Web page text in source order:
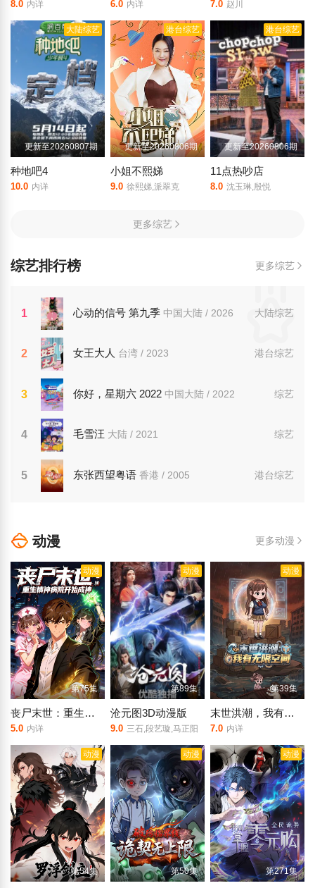
8.0 内详 6.0 内详 7.0 赵川
大陆综艺
更新至20260807期
种地吧4
10.0 内详
港台综艺
更新至20260806期
小姐不熙娣
9.0 徐熙娣,派翠克
港台综艺
更新至20260806期
11点热吵店
8.0 沈玉琳,殷悦
更多综艺
综艺排行榜 更多综艺
1 大陆综艺
心动的信号 第九季 中国大陆 / 2026
2 港台综艺
女王大人 台湾 / 2023
3 综艺
你好，星期六 2022 中国大陆 / 2022
4 综艺
毛雪汪 大陆 / 2021
5 港台综艺
东张西望粤语 香港 / 2005
动漫 更多动漫
动漫
第75集
丧尸末世：重生精神病院开始成神！动态漫画
5.0 内详
动漫
第89集
沧元图3D动漫版
9.0 三石,段艺璇,马正阳
动漫
第39集
末世洪潮，我有无限空间
7.0 内详
动漫
第54集
动漫
第50集
动漫
第271集